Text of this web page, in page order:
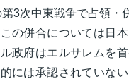
3次中東戦争で占領・
の併合については日
政府はエルサレムを
には承認されていな